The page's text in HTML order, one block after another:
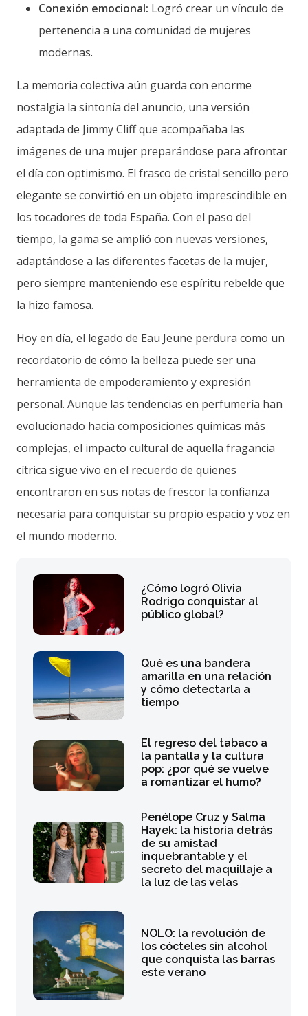
Conexión emocional: Logró crear un vínculo de
pertenencia a una comunidad de mujeres
modernas.
La memoria colectiva aún guarda con enorme
nostalgia la sintonía del anuncio, una versión
adaptada de Jimmy Cliff que acompañaba las
imágenes de una mujer preparándose para afrontar
el día con optimismo. El frasco de cristal sencillo pero
elegante se convirtió en un objeto imprescindible en
los tocadores de toda España. Con el paso del
tiempo, la gama se amplió con nuevas versiones,
adaptándose a las diferentes facetas de la mujer,
pero siempre manteniendo ese espíritu rebelde que
la hizo famosa.
Hoy en día, el legado de Eau Jeune perdura como un
recordatorio de cómo la belleza puede ser una
herramienta de empoderamiento y expresión
personal. Aunque las tendencias en perfumería han
evolucionado hacia composiciones químicas más
complejas, el impacto cultural de aquella fragancia
cítrica sigue vivo en el recuerdo de quienes
encontraron en sus notas de frescor la confianza
necesaria para conquistar su propio espacio y voz en
el mundo moderno.
¿Cómo logró Olivia
Rodrigo conquistar al
público global?
Qué es una bandera
amarilla en una relación
y cómo detectarla a
tiempo
El regreso del tabaco a
la pantalla y la cultura
pop: ¿por qué se vuelve
a romantizar el humo?
Penélope Cruz y Salma
Hayek: la historia detrás
de su amistad
inquebrantable y el
secreto del maquillaje a
la luz de las velas
NOLO: la revolución de
los cócteles sin alcohol
que conquista las barras
este verano